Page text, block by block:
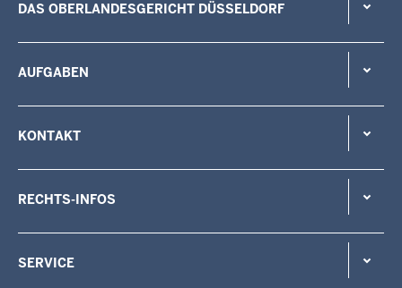
DAS OBERLANDESGERICHT DÜSSELDORF
AUFGABEN
KONTAKT
RECHTS-INFOS
SERVICE